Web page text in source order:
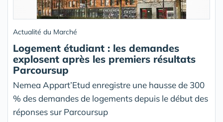
Actualité du Marché
Logement étudiant : les demandes
explosent après les premiers résultats
Parcoursup
Nemea Appart’Etud enregistre une hausse de 300
% des demandes de logements depuis le début des
réponses sur Parcoursup